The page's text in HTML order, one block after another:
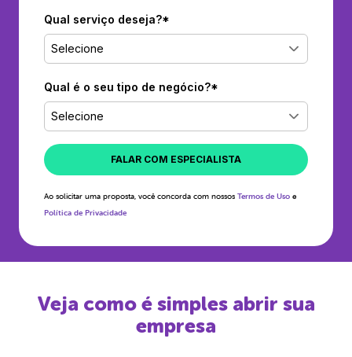
Qual serviço deseja?*
Selecione
Qual é o seu tipo de negócio?*
Selecione
FALAR COM ESPECIALISTA
Ao solicitar uma proposta, você concorda com nossos Termos de Uso e
Política de Privacidade
Veja como é simples abrir sua
empresa